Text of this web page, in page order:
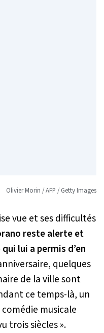
Olivier Morin / AFP / Getty Images
vue et ses difficultés
reste alerte et
lui a permis d’en
quelques
de la ville sont
ce temps-là, un
musicale
trois siècles ».